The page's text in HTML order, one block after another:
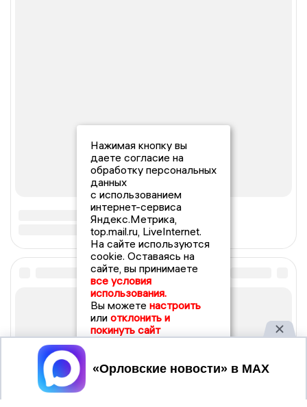
Нажимая кнопку вы
даете согласие на
обработку персональных
данных
с использованием
интернет-сервиса
Яндекс.Метрика,
top.mail.ru, LiveInternet.
На сайте используются
cookie. Оставаясь на
сайте, вы принимаете
все условия
использования.
Вы можете настроить
или отклонить и
покинуть сайт
Принять